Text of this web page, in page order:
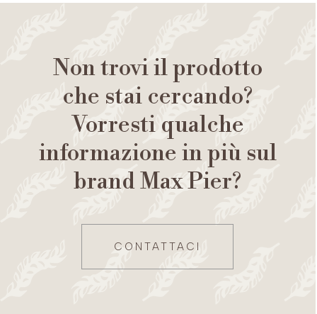
Non trovi il prodotto
che stai cercando?
Vorresti qualche
informazione in più sul
brand Max Pier?
CONTATTACI